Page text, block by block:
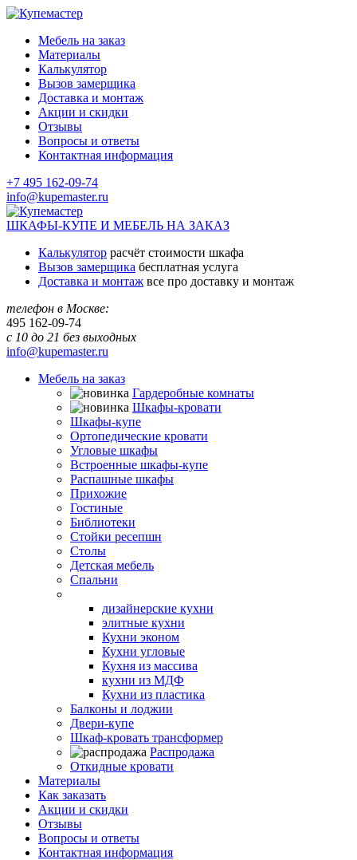
Мебель на заказ
Материалы
Калькулятор
Вызов замерщика
Доставка и монтаж
Акции и скидки
Отзывы
Вопросы и ответы
Контактная информация
+7 495 162-09-74
info@kupemaster.ru
ШКАФЫ-КУПЕ И МЕБЕЛЬ НА ЗАКАЗ
Калькулятор расчёт стоимости шкафа
Вызов замерщика бесплатная услуга
Доставка и монтаж все про доставку и монтаж
телефон в Москве:
495 162-09-74
с 10 до 21 без выходных
info@kupemaster.ru
Мебель на заказ
Гардеробные комнаты
Шкафы-кровати
Шкафы-купе
Ортопедические кровати
Угловые шкафы
Встроенные шкафы-купе
Распашные шкафы
Прихожие
Гостиные
Библиотеки
Стойки ресепшн
Столы
Детская мебель
Спальни
дизайнерские кухни
элитные кухни
Кухни эконом
Кухни угловые
Кухня из массива
кухни из МДФ
Кухни из пластика
Балконы и лоджии
Двери-купе
Шкаф-кровать трансформер
Распродажа
Откидные кровати
Материалы
Как заказать
Акции и скидки
Отзывы
Вопросы и ответы
Контактная информация